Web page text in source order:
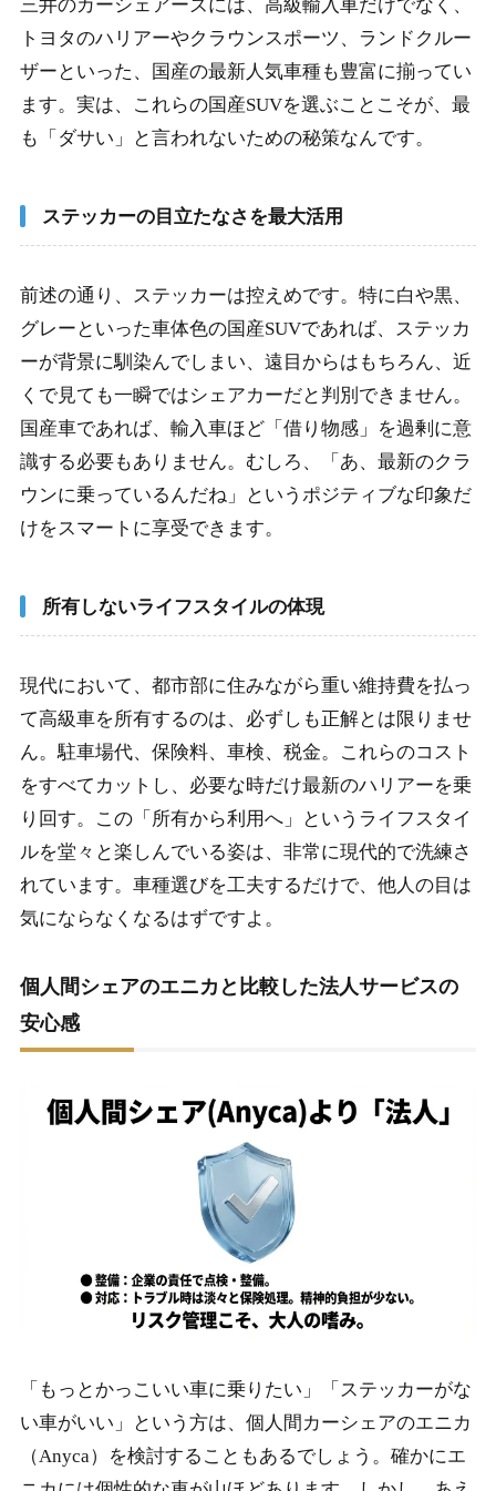
三井のカーシェアーズには、高級輸入車だけでなく、
トヨタのハリアーやクラウンスポーツ、ランドクルー
ザーといった、国産の最新人気車種も豊富に揃ってい
ます。実は、これらの国産SUVを選ぶことこそが、最
も「ダサい」と言われないための秘策なんです。
ステッカーの目立たなさを最大活用
前述の通り、ステッカーは控えめです。特に白や黒、
グレーといった車体色の国産SUVであれば、ステッカ
ーが背景に馴染んでしまい、遠目からはもちろん、近
くで見ても一瞬ではシェアカーだと判別できません。
国産車であれば、輸入車ほど「借り物感」を過剰に意
識する必要もありません。むしろ、「あ、最新のクラ
ウンに乗っているんだね」というポジティブな印象だ
けをスマートに享受できます。
所有しないライフスタイルの体現
現代において、都市部に住みながら重い維持費を払っ
て高級車を所有するのは、必ずしも正解とは限りませ
ん。駐車場代、保険料、車検、税金。これらのコスト
をすべてカットし、必要な時だけ最新のハリアーを乗
り回す。この「所有から利用へ」というライフスタイ
ルを堂々と楽しんでいる姿は、非常に現代的で洗練さ
れています。車種選びを工夫するだけで、他人の目は
気にならなくなるはずですよ。
個人間シェアのエニカと比較した法人サービスの
安心感
「もっとかっこいい車に乗りたい」「ステッカーがな
い車がいい」という方は、個人間カーシェアのエニカ
（Anyca）を検討することもあるでしょう。確かにエ